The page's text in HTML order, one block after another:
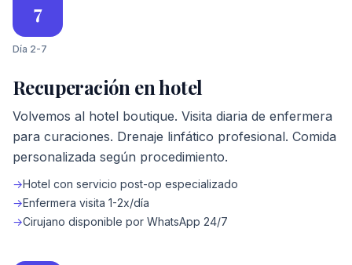
7
Día 2-7
Recuperación en hotel
Volvemos al hotel boutique. Visita diaria de enfermera
para curaciones. Drenaje linfático profesional. Comida
personalizada según procedimiento.
→Hotel con servicio post-op especializado
→Enfermera visita 1-2x/día
→Cirujano disponible por WhatsApp 24/7